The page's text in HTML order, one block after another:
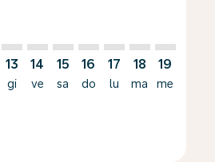
13
gi
14
ve
15
sa
16
do
17
lu
18
ma
19
me